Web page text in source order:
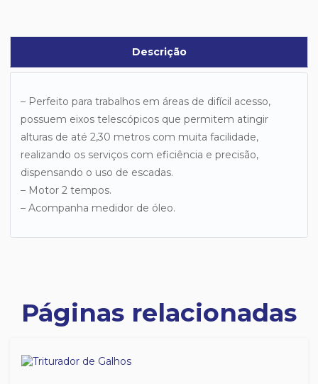
Descrição
– Perfeito para trabalhos em áreas de difícil acesso,
possuem eixos telescópicos que permitem atingir
alturas de até 2,30 metros com muita facilidade,
realizando os serviços com eficiência e precisão,
dispensando o uso de escadas.
– Motor 2 tempos.
– Acompanha medidor de óleo.
Páginas relacionadas